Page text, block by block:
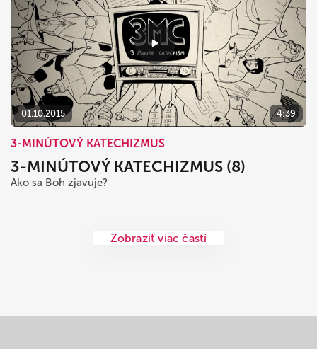
01.10.2015 4:39
3-MINÚTOVÝ KATECHIZMUS
3-MINÚTOVÝ KATECHIZMUS (8)
Ako sa Boh zjavuje?
Zobraziť viac častí